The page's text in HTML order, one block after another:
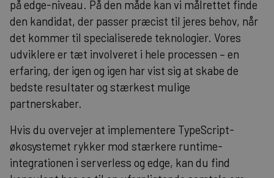
på edge-niveau. På den måde kan vi målrettet finde
den kandidat, der passer præcist til jeres behov, når
det kommer til specialiserede teknologier. Vores
udviklere er tæt involveret i hele processen – en
erfaring, der igen og igen har vist sig at skabe de
bedste resultater og stærkest mulige
partnerskaber.
Hvis du overvejer at implementere TypeScript-
økosystemet rykker mod stærkere runtime-
integrationen i serverless og edge, kan du find